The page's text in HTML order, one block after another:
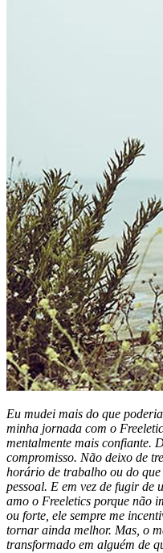
Eu mudei mais do que
minha jornada com o
mentalmente mais confiante.
compromisso. Não deixo de
horário de trabalho ou do
pessoal. E em vez de fugir de
amo o Freeletics porque não
ou forte, ele sempre me
tornar ainda melhor. Mas, o
transformado em alguém de